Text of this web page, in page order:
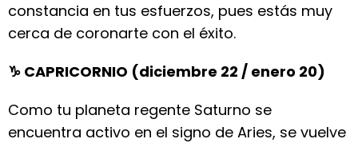
constancia en tus esfuerzos, pues estás muy
cerca de coronarte con el éxito.
♑ CAPRICORNIO (diciembre 22 / enero 20)
Como tu planeta regente Saturno se
encuentra activo en el signo de Aries, se vuelve